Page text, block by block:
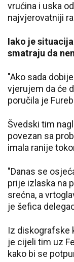
vrućina i uska
najvjerovatniji
Iako je
smatraju da
"Ako sada
vjerujem da će
poručila je
Švedski tim
povezan sa
imala ranije
"Danas se
prije izlaska na
srećna, a
je šefica
Iz diskografske
je cijeli tim uz
kako bi se